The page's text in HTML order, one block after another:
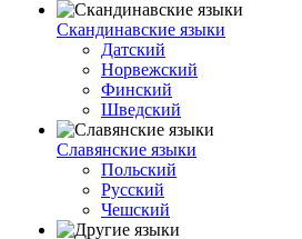
Скандинавские языки
Датский
Норвежский
Финский
Шведский
Славянские языки
Польский
Русский
Чешский